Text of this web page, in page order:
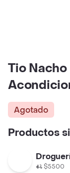
Tio Nacho
Agotado
Productos
$5500